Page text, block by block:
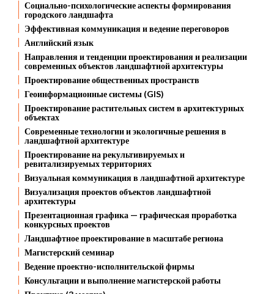
Социально-психологические аспекты формирования
городского ландшафта
Эффективная коммуникация и ведение переговоров
Английский язык
Направления и тенденции проектирования и реализации
современных объектов ландшафтной архитектуры
Проектирование общественных пространств
Геоинформационные системы (GIS)
Проектирование растительных систем в архитектурных
объектах
Современные технологии и экологичные решения в
ландшафтной архитектуре
Проектирование на рекультивируемых и
ревитализируемых территориях
Визуальная коммуникация в ландшафтной архитектуре
Визуализация проектов объектов ландшафтной
архитектуры
Презентационная графика — графическая проработка
конкурсных проектов
Ландшафтное проектирование в масштабе региона
Магистерский семинар
Ведение проектно-исполнительской фирмы
Консультации и выполнение магистерской работы